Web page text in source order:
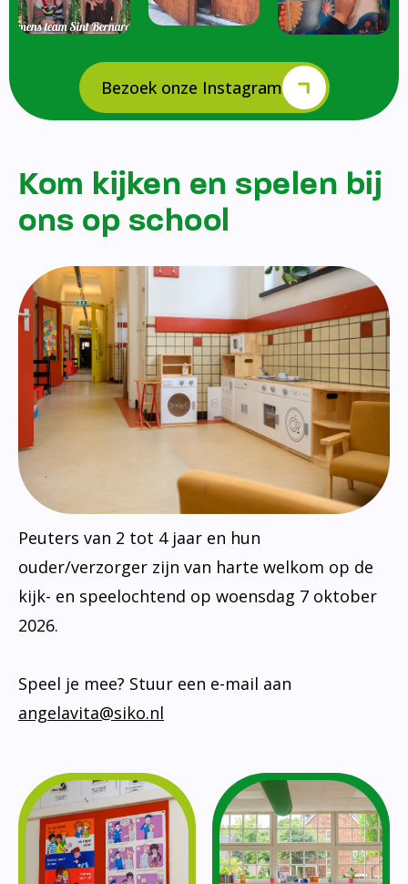
Bezoek onze Instagram
Kom kijken en spelen bij
ons op school
Peuters van 2 tot 4 jaar en hun
ouder/verzorger zijn van harte welkom op de
kijk- en speelochtend op woensdag 7 oktober
2026.
Speel je mee? Stuur een e-mail aan
angelavita@siko.nl